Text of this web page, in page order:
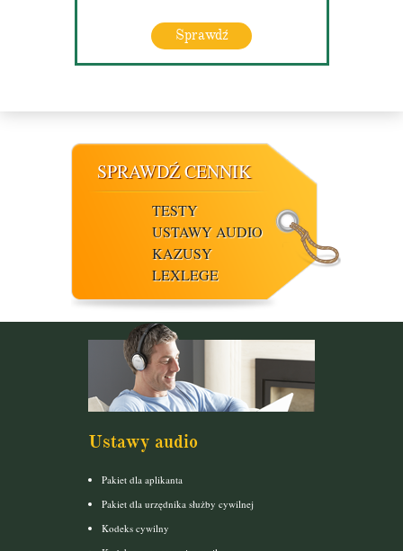
Sprawdź
SPRAWDŹ CENNIK
TESTY
USTAWY AUDIO
KAZUSY
LEXLEGE
Ustawy audio
Pakiet dla aplikanta
Pakiet dla urzędnika służby cywilnej
Kodeks cywilny